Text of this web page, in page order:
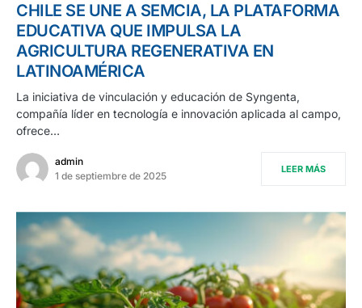
CHILE SE UNE A SEMCIA, LA PLATAFORMA
EDUCATIVA QUE IMPULSA LA
AGRICULTURA REGENERATIVA EN
LATINOAMÉRICA
La iniciativa de vinculación y educación de Syngenta,
compañía líder en tecnología e innovación aplicada al campo,
ofrece…
admin
1 de septiembre de 2025
LEER MÁS